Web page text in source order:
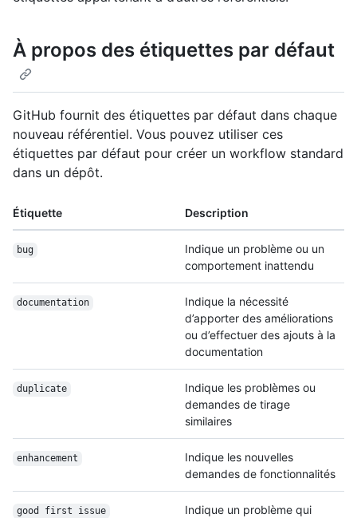
À propos des étiquettes par défaut
GitHub fournit des étiquettes par défaut dans chaque
nouveau référentiel. Vous pouvez utiliser ces
étiquettes par défaut pour créer un workflow standard
dans un dépôt.
Étiquette Description
bug
Indique un problème ou un
comportement inattendu
documentation
Indique la nécessité
d’apporter des améliorations
ou d’effectuer des ajouts à la
documentation
duplicate
Indique les problèmes ou
demandes de tirage
similaires
enhancement
Indique les nouvelles
demandes de fonctionnalités
good first issue
Indique un problème qui